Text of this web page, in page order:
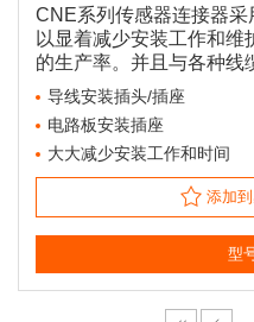
CNE系列传感器连接器
以显着减少安装工作和
的生产率。并且与各种线
器布线工作更加方便和高
导线安装插头/插座
电路板安装插座
大大减少安装工作和时间
添加
型